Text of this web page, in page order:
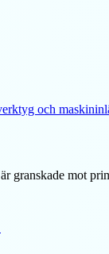
och
granskade mot